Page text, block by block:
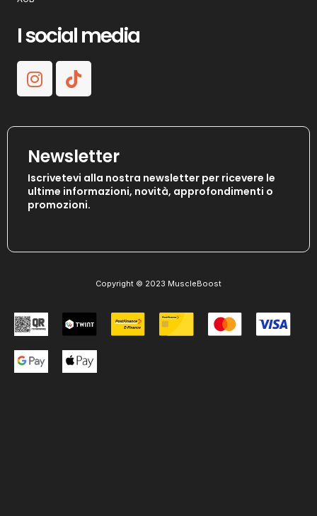
I social media
Newsletter
Iscrivetevi alla nostra newsletter per ricevere le
ultime informazioni, novità, approfondimenti o
promozioni.
Copyright © 2023 MuscleBoost